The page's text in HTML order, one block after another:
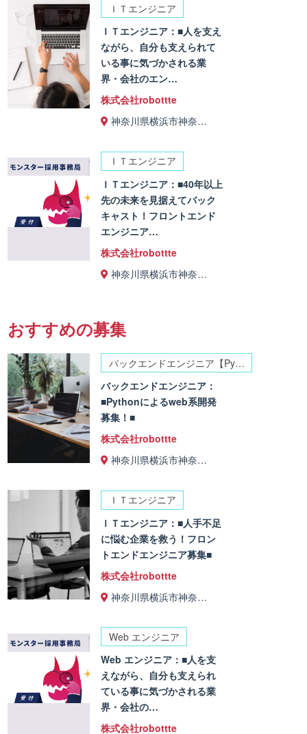
ＩＴエンジニア
ＩＴエンジニア：■人を支え
ながら、自分も支えられて
いる事に気づかされる業
界・会社のエン…
株式会社robottte
神奈川県横浜市神奈…
ＩＴエンジニア
ＩＴエンジニア：■40年以上
先の未来を見据えてバック
キャスト！フロントエンド
エンジニア…
株式会社robottte
神奈川県横浜市神奈…
おすすめの募集
バックエンドエンジニア【Py…
バックエンドエンジニア：
■Pythonによるweb系開発
募集！■
株式会社robottte
神奈川県横浜市神奈…
ＩＴエンジニア
ＩＴエンジニア：■人手不足
に悩む企業を救う！フロン
トエンドエンジニア募集■
株式会社robottte
神奈川県横浜市神奈…
Web エンジニア
Web エンジニア：■人を支
えながら、自分も支えられ
ている事に気づかされる業
界・会社の…
株式会社robottte